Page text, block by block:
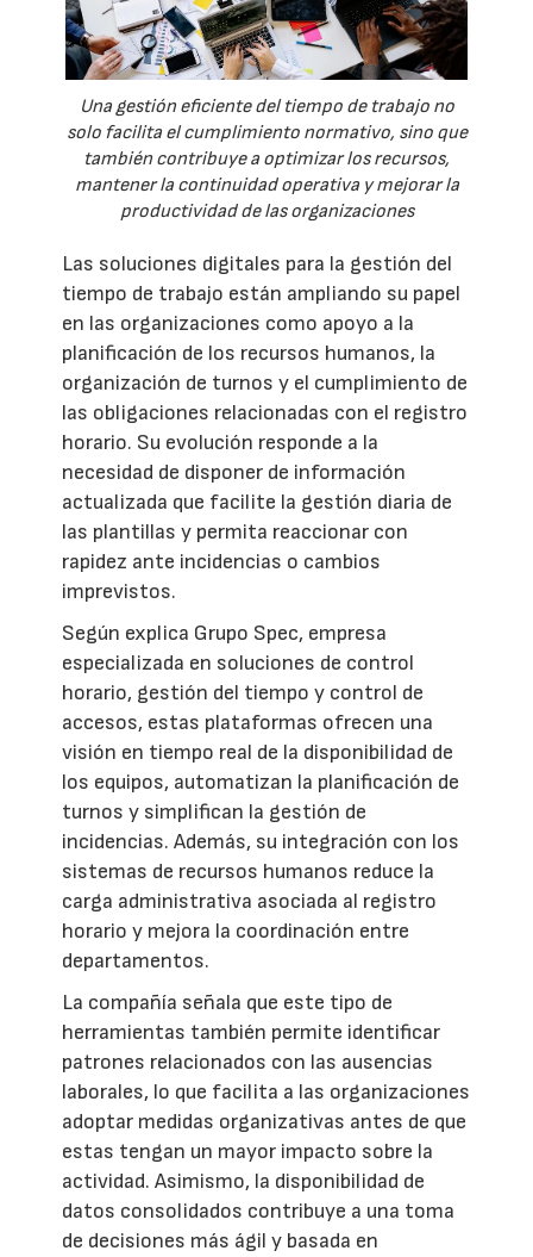
Una gestión eficiente del tiempo de trabajo no
solo facilita el cumplimiento normativo, sino que
también contribuye a optimizar los recursos,
mantener la continuidad operativa y mejorar la
productividad de las organizaciones
Las soluciones digitales para la gestión del
tiempo de trabajo están ampliando su papel
en las organizaciones como apoyo a la
planificación de los recursos humanos, la
organización de turnos y el cumplimiento de
las obligaciones relacionadas con el registro
horario. Su evolución responde a la
necesidad de disponer de información
actualizada que facilite la gestión diaria de
las plantillas y permita reaccionar con
rapidez ante incidencias o cambios
imprevistos.
Según explica Grupo Spec, empresa
especializada en soluciones de control
horario, gestión del tiempo y control de
accesos, estas plataformas ofrecen una
visión en tiempo real de la disponibilidad de
los equipos, automatizan la planificación de
turnos y simplifican la gestión de
incidencias. Además, su integración con los
sistemas de recursos humanos reduce la
carga administrativa asociada al registro
horario y mejora la coordinación entre
departamentos.
La compañía señala que este tipo de
herramientas también permite identificar
patrones relacionados con las ausencias
laborales, lo que facilita a las organizaciones
adoptar medidas organizativas antes de que
estas tengan un mayor impacto sobre la
actividad. Asimismo, la disponibilidad de
datos consolidados contribuye a una toma
de decisiones más ágil y basada en